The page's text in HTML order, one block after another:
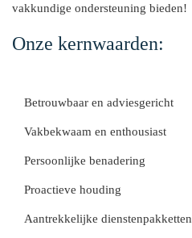
vakkundige ondersteuning bieden!
Onze kernwaarden:
Betrouwbaar en adviesgericht
Vakbekwaam en enthousiast
Persoonlijke benadering
Proactieve houding
Aantrekkelijke dienstenpakketten